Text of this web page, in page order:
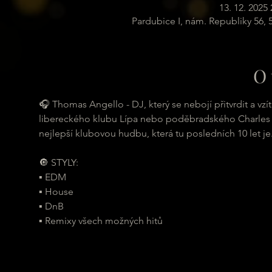
13. 12. 2025
Pardubice I, nám. Republiky 56,
🎧 Thomas Angello - DJ, který se nebojí přitvrdit a
libereckého klubu Lípa nebo poděbradského
nejlepší klubovou hudbu, která tu posledních 10 let
🔘 STYLY:
▪ EDM
▪ House
▪ DnB
▪ Remixy všech možných hitů